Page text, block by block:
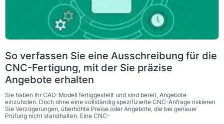
So verfassen Sie eine Ausschreibung für die
CNC-Fertigung, mit der Sie präzise
Angebote erhalten
Sie haben Ihr CAD-Modell fertiggestellt und sind bereit, Angebote
einzuholen. Doch ohne eine vollständig spezifizierte CNC-Anfrage riskieren
Sie Verzögerungen, überhöhte Preise oder Angebote, die bei genauer
Prüfung nicht standhalten. Eine CNC-